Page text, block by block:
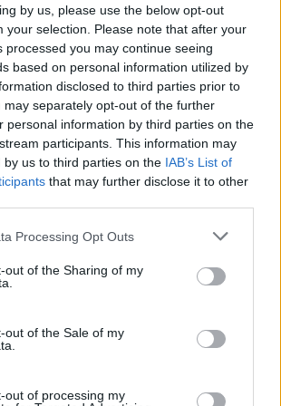
by us, please use the below opt-out
your selection. Please note that after your
processed you may continue seeing
based on personal information utilized by
disclosed to third parties prior to
may separately opt-out of the further
personal information by third parties on the
participants. This information may
by us to third parties on the IAB’s List of
that may further disclose it to other
Processing Opt Outs
out of the Sharing of my
out of the Sale of my
out of processing my
już bez Zatorskiego w